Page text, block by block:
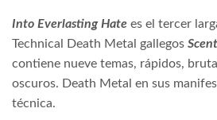
Into Everlasting Hate es el tercer
Technical Death Metal gallegos
contiene nueve temas, rápidos,
oscuros. Death Metal en sus
técnica.